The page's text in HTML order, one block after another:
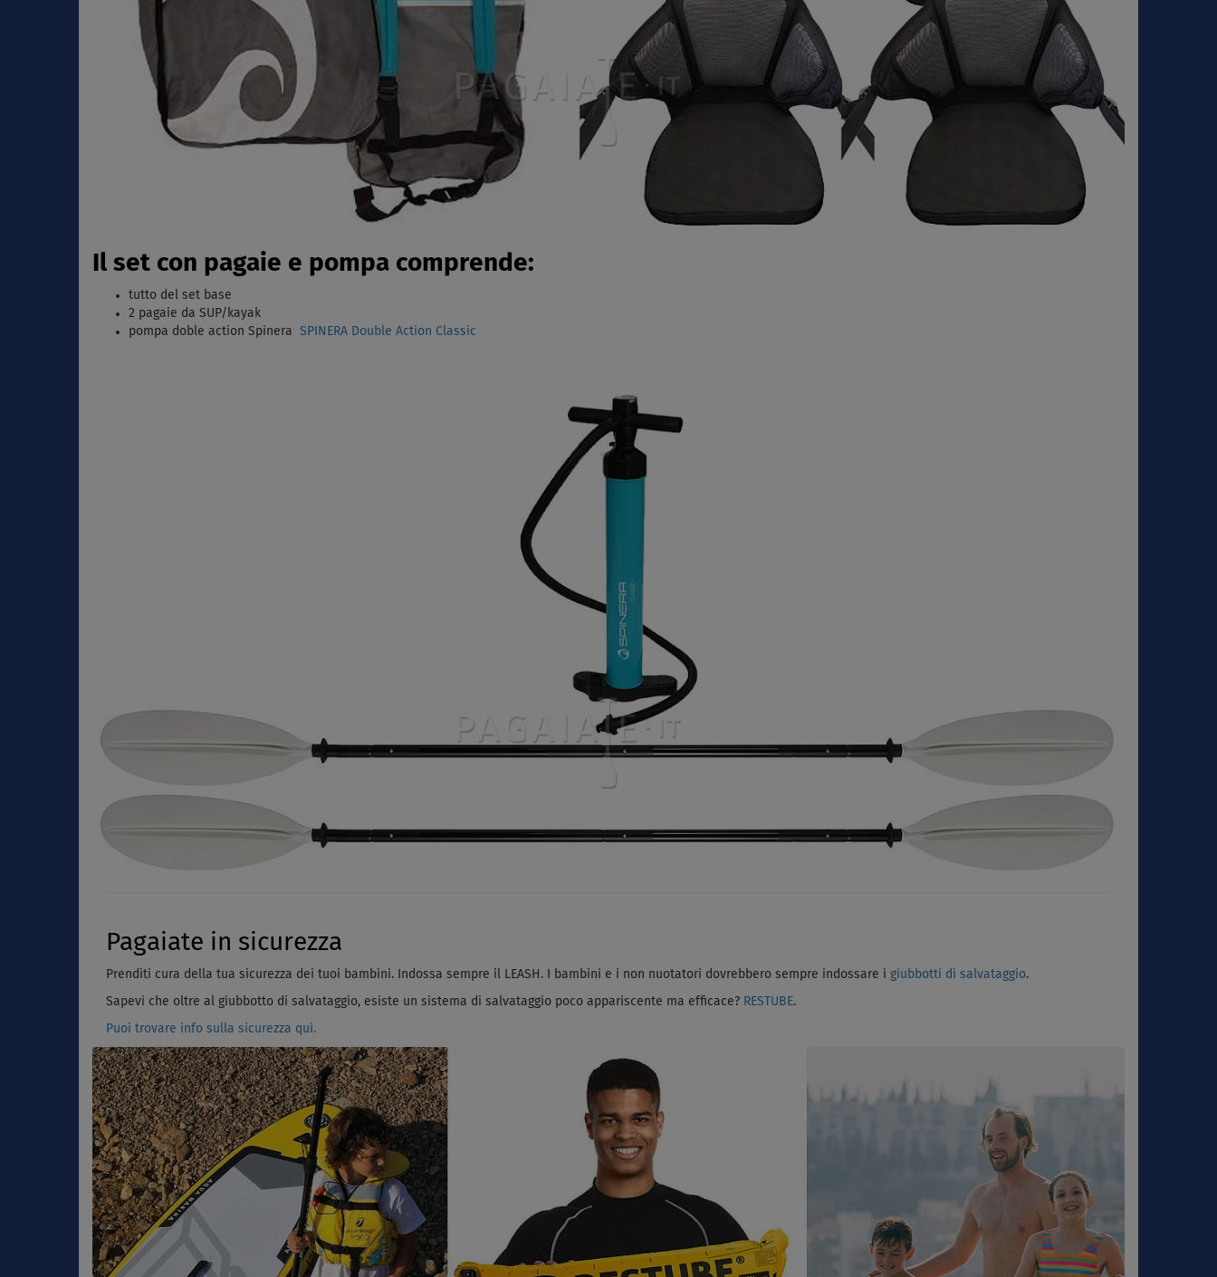
Il set con pagaie e pompa comprende:
tutto del set base
2 pagaie da SUP/kayak
pompa doble action Spinera SPINERA Double Action Classic
Pagaiate in sicurezza
Prenditi cura della tua sicurezza dei tuoi bambini. Indossa sempre il LEASH. I bambini e i non nuotatori dovrebbero sempre indossare i giubbotti di salvataggio.
Sapevi che oltre al giubbotto di salvataggio, esiste un sistema di salvataggio poco appariscente ma efficace? RESTUBE.
Puoi trovare info sulla sicurezza qui.